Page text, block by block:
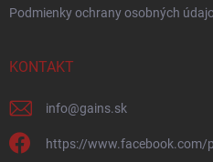
Podmienky ochrany osobných
KONTAKT
info@gains.sk
https://www.facebook.com/